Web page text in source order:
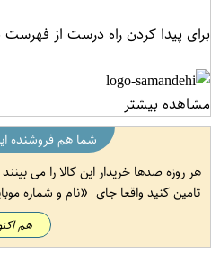
برای پیدا کردن راه درست از فهرست
مشاهده بیشتر
شما هم فروشنده
هر روزه صدها خریدار این کالا را می
تامین کنید واقعا جای
نام و شماره
هم